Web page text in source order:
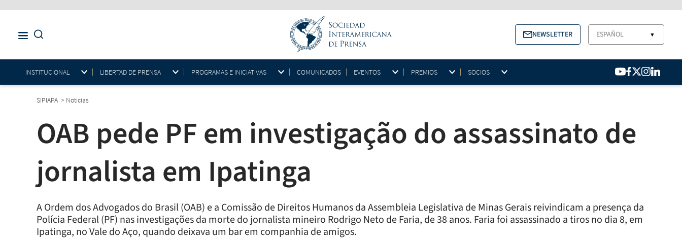
NEWSLETTER ESPAÑOL ▼
INSTITUCIONAL LIBERTAD DE PRENSA PROGRAMAS E INICIATIVAS COMUNICADOS EVENTOS PREMIOS SOCIOS
SIPIAPA > Noticias
OAB pede PF em investigação do assassinato de
jornalista em Ipatinga
A Ordem dos Advogados do Brasil (OAB) e a Comissão de Direitos Humanos da Assembleia Legislativa de Minas Gerais reivindicam a presença da
Polícia Federal (PF) nas investigações da morte do jornalista mineiro Rodrigo Neto de Faria, de 38 anos. Faria foi assassinado a tiros no dia 8, em
Ipatinga, no Vale do Aço, quando deixava um bar em companhia de amigos.